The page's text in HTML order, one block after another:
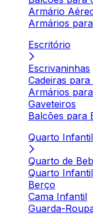
Armário
Armários
Escritório
Escrivaninhas
Cadeiras
Armários
Gaveteiros
Balcões para
Quarto
Quarto de
Quarto
Berço
Cama Infantil
Guarda-